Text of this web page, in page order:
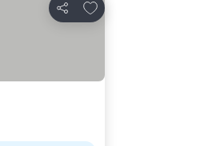
Partilhar
Adicionar aos favoritos